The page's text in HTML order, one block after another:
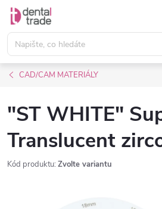
Přejít
obsah
CAD/CAM MATERIÁLY
"ST WHITE"
Translucent
Kód produktu: Zvolte variantu